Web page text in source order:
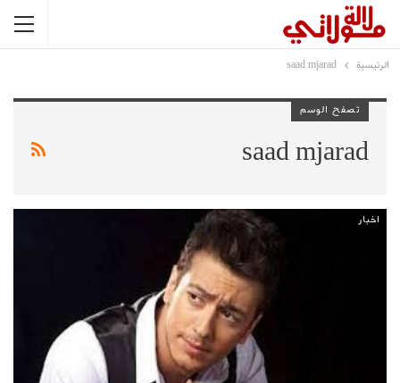
الرئيسية saad mjarad
تصفح الوسم
saad mjarad
اخبار